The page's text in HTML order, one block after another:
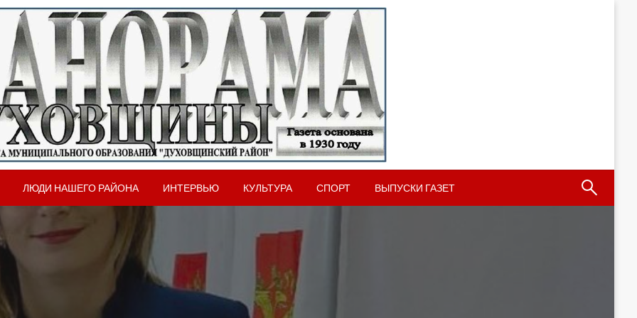
Духовщины
района Смоленской области
ЛЮДИ НАШЕГО РАЙОНА ИНТЕРВЬЮ КУЛЬТУРА СПОРТ ВЫПУСКИ ГАЗЕТ